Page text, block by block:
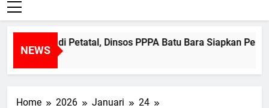
NEWS
di Petatal, Dinsos PPPA Batu Bara Siapkan
Home 2026 Januari
24